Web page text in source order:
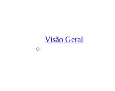
Visão Geral